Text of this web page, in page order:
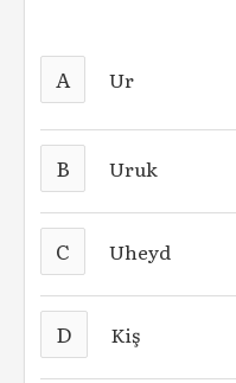
A Ur
B Uruk
C Uheyd
D Kiş